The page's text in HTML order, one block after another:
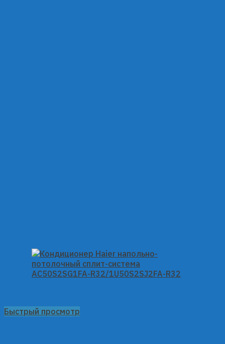
Быстрый просмотр